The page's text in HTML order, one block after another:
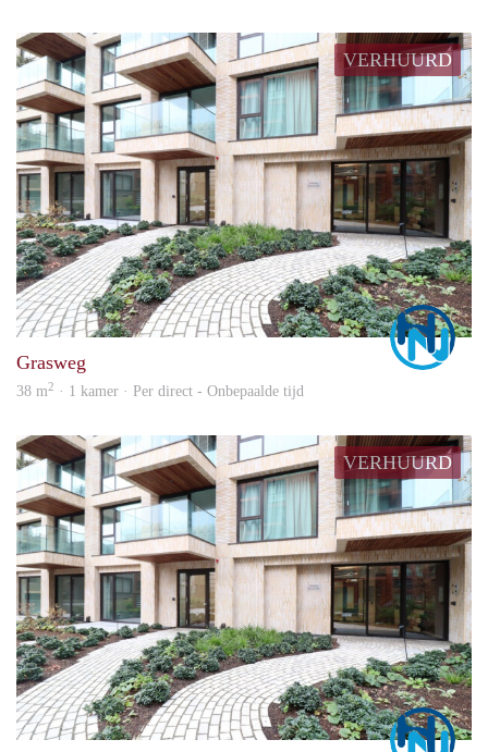
VERHUURD
Grasweg
38 m2 · 1 kamer · Per direct - Onbepaalde tijd
VERHUURD